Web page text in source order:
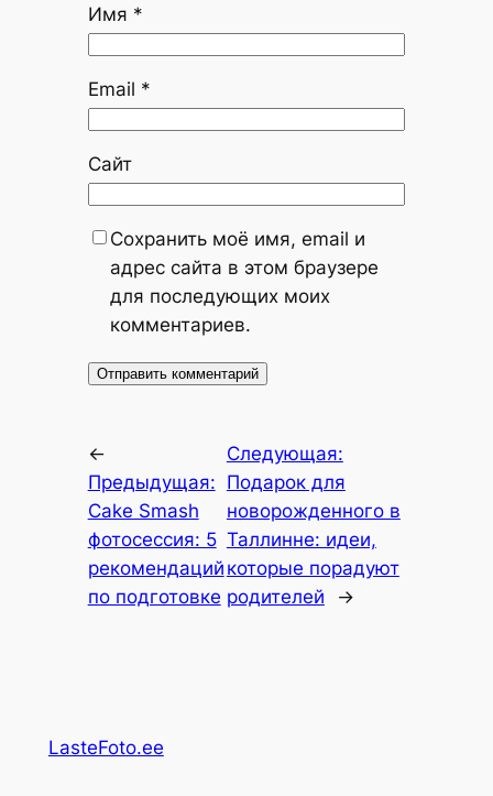
Имя *
Email *
Сайт
Сохранить моё имя, email и
адрес сайта в этом браузере
для последующих моих
комментариев.
←
Предыдущая:
Cake Smash
фотосессия: 5
рекомендаций
по подготовке
Следующая:
Подарок для
новорожденного в
Таллинне: идеи,
которые порадуют
родителей
→
LasteFoto.ee